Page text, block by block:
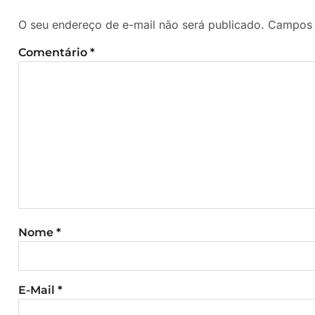
O seu endereço de e-mail não será publicado.
Comentário *
Nome *
E-Mail *